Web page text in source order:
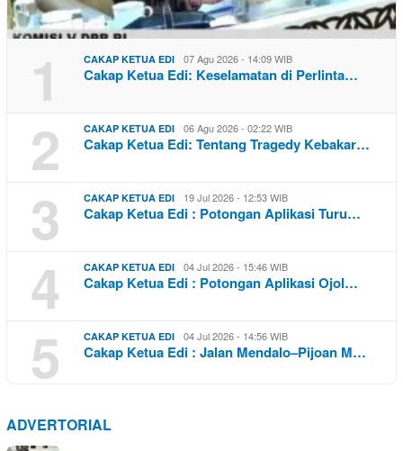
1 CAKAP KETUA EDI 07 Agu 2026 - 14:09 WIB
Cakap Ketua Edi: Keselamatan di Perlinta…
2 CAKAP KETUA EDI 06 Agu 2026 - 02:22 WIB
Cakap Ketua Edi: Tentang Tragedy Kebakar…
3 CAKAP KETUA EDI 19 Jul 2026 - 12:53 WIB
Cakap Ketua Edi : Potongan Aplikasi Turu…
4 CAKAP KETUA EDI 04 Jul 2026 - 15:46 WIB
Cakap Ketua Edi : Potongan Aplikasi Ojol…
5 CAKAP KETUA EDI 04 Jul 2026 - 14:56 WIB
Cakap Ketua Edi : Jalan Mendalo–Pijoan M…
ADVERTORIAL